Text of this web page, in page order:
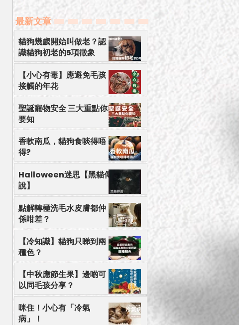
​最新文章
貓狗幾歲開始叫做老？認
識貓狗初老的5項徵象
【小心有毒】應避免毛孩
接觸的年花
聖誕寵物安全 三大重點你
要知
香軟南瓜，貓狗食啖得唔
得?
Halloween迷思【黑貓傳
說】
點解轉極洗毛水皮膚都仲
係咁差？
【冷知識】貓狗只睇到兩
種色？
【中秋應節生果】邊啲可
以同毛孩分享？
咪住！小心有「冷氣
病」！